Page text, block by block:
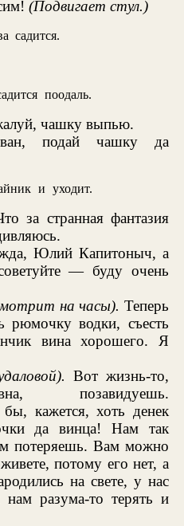
(Подвигает стул.)
садится.
поодаль.
чашку выпью.
подай чашку да
и уходит.
за странная фантазия
Юлий Капитоныч, а
— буду очень
на часы). Теперь
рюмочку водки, съесть
вина хорошего. Я
Вот жизнь-то,
позавидуешь.
кажется, хоть денек
да винца! Нам так
потеряешь. Вам можно
потому его нет, а
на свете, у нас
нам разума-то терять и